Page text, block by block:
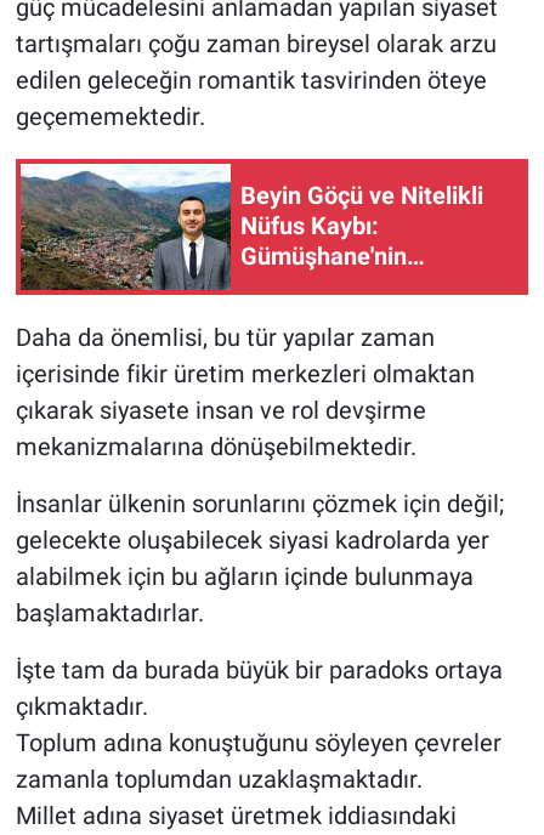
güç mücadelesini anlamadan yapılan siyaset
tartışmaları çoğu zaman bireysel olarak arzu
edilen geleceğin romantik tasvirinden öteye
geçememektedir.
Beyin Göçü ve Nitelikli
Nüfus Kaybı:
Gümüşhane'nin
Daha da önemlisi, bu tür yapılar zaman
içerisinde fikir üretim merkezleri olmaktan
çıkarak siyasete insan ve rol devşirme
mekanizmalarına dönüşebilmektedir.
İnsanlar ülkenin sorunlarını çözmek için değil;
gelecekte oluşabilecek siyasi kadrolarda yer
alabilmek için bu ağların içinde bulunmaya
başlamaktadırlar.
İşte tam da burada büyük bir paradoks ortaya
çıkmaktadır.
Toplum adına konuştuğunu söyleyen çevreler
zamanla toplumdan uzaklaşmaktadır.
Millet adına siyaset üretmek iddiasındaki